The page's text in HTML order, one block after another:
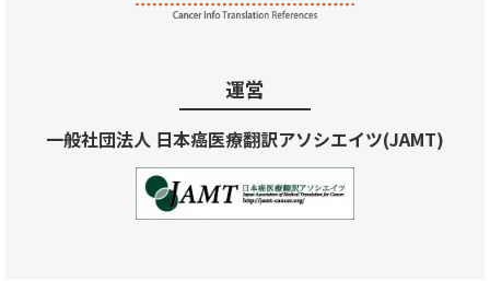
運営
一般社団法人 日本癌医療翻訳アソシエイツ(JAMT)